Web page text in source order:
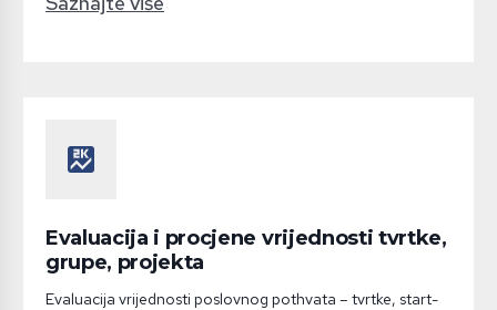
score
Evaluacija i procjene vrijednosti tvrtke,
grupe, projekta
Evaluacija vrijednosti poslovnog pothvata – tvrtke, start-